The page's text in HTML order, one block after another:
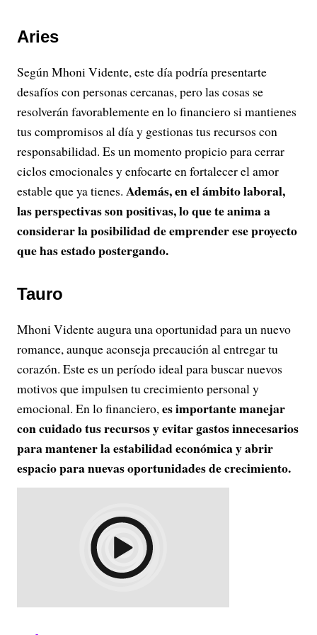
Aries
Según Mhoni Vidente, este día podría presentarte
desafíos con personas cercanas, pero las cosas se
resolverán favorablemente en lo financiero si mantienes
tus compromisos al día y gestionas tus recursos con
responsabilidad. Es un momento propicio para cerrar
ciclos emocionales y enfocarte en fortalecer el amor
estable que ya tienes. Además, en el ámbito laboral,
las perspectivas son positivas, lo que te anima a
considerar la posibilidad de emprender ese proyecto
que has estado postergando.
Tauro
Mhoni Vidente augura una oportunidad para un nuevo
romance, aunque aconseja precaución al entregar tu
corazón. Este es un período ideal para buscar nuevos
motivos que impulsen tu crecimiento personal y
emocional. En lo financiero,es importante manejar
con cuidado tus recursos y evitar gastos innecesarios
para mantener la estabilidad económica y abrir
espacio para nuevas oportunidades de crecimiento.